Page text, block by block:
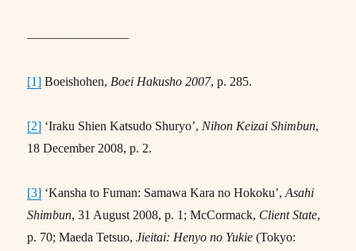
————————
[1] Boeishohen, Boei Hakusho 2007, p. 285.
[2] ‘Iraku Shien Katsudo Shuryo’, Nihon Keizai Shimbun,
18 December 2008, p. 2.
[3] ‘Kansha to Fuman: Samawa Kara no Hokoku’,Asahi
Shimbun, 31 August 2008, p. 1; McCormack, Client State,
p. 70; Maeda Tetsuo,Jieitai: Henyo no Yukie(Tokyo: